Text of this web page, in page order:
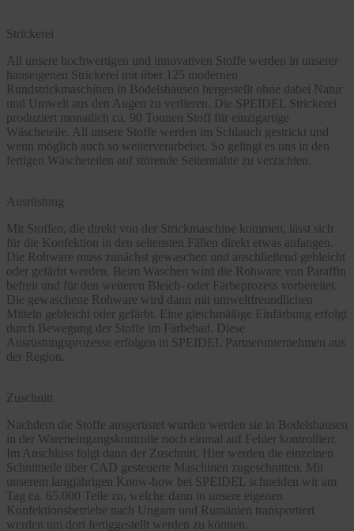
Strickerei
All unsere hochwertigen und innovativen Stoffe werden in unserer
hauseigenen Strickerei mit über 125 modernen
Rundstrickmaschinen in Bodelshausen hergestellt ohne dabei Natur
und Umwelt aus den Augen zu verlieren. Die SPEIDEL Strickerei
produziert monatlich ca. 90 Tonnen Stoff für einzigartige
Wäscheteile. All unsere Stoffe werden im Schlauch gestrickt und
wenn möglich auch so weiterverarbeitet. So gelingt es uns in den
fertigen Wäscheteilen auf störende Seitennähte zu verzichten.
Ausrüstung
Mit Stoffen, die direkt von der Strickmaschine kommen, lässt sich
für die Konfektion in den seltensten Fällen direkt etwas anfangen.
Die Rohware muss zunächst gewaschen und anschließend gebleicht
oder gefärbt werden. Beim Waschen wird die Rohware von Paraffin
befreit und für den weiteren Bleich- oder Färbeprozess vorbereitet.
Die gewaschene Rohware wird dann mit umweltfreundlichen
Mitteln gebleicht oder gefärbt. Eine gleichmäßige Einfärbung erfolgt
durch Bewegung der Stoffe im Färbebad. Diese
Ausrüstungsprozesse erfolgen in SPEIDEL Partnerunternehmen aus
der Region.
Zuschnitt
Nachdem die Stoffe ausgerüstet wurden werden sie in Bodelshausen
in der Wareneingangskontrolle noch einmal auf Fehler kontrolliert.
Im Anschluss folgt dann der Zuschnitt. Hier werden die einzelnen
Schnittteile über CAD gesteuerte Maschinen zugeschnitten. Mit
unserem langjährigen Know-how bei SPEIDEL schneiden wir am
Tag ca. 65.000 Teile zu, welche dann in unsere eigenen
Konfektionsbetriebe nach Ungarn und Rumänien transportiert
werden um dort fertiggestellt werden zu können.